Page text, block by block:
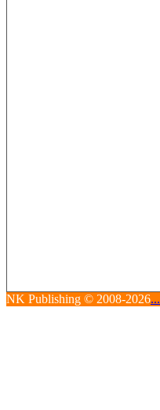
NK Publishing © 2008-2026...